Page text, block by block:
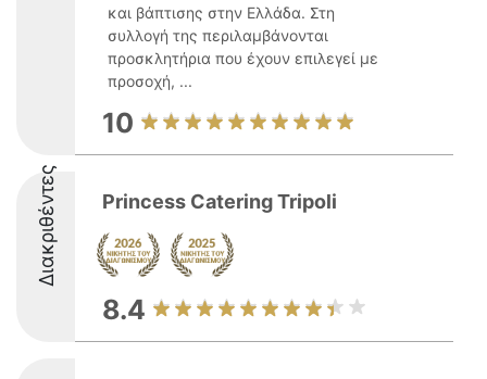
και βάπτισης στην Ελλάδα. Στη
συλλογή της περιλαμβάνονται
προσκλητήρια που έχουν επιλεγεί με
προσοχή, ...
10
Διακριθέντες Princess Catering Tripoli
8.4